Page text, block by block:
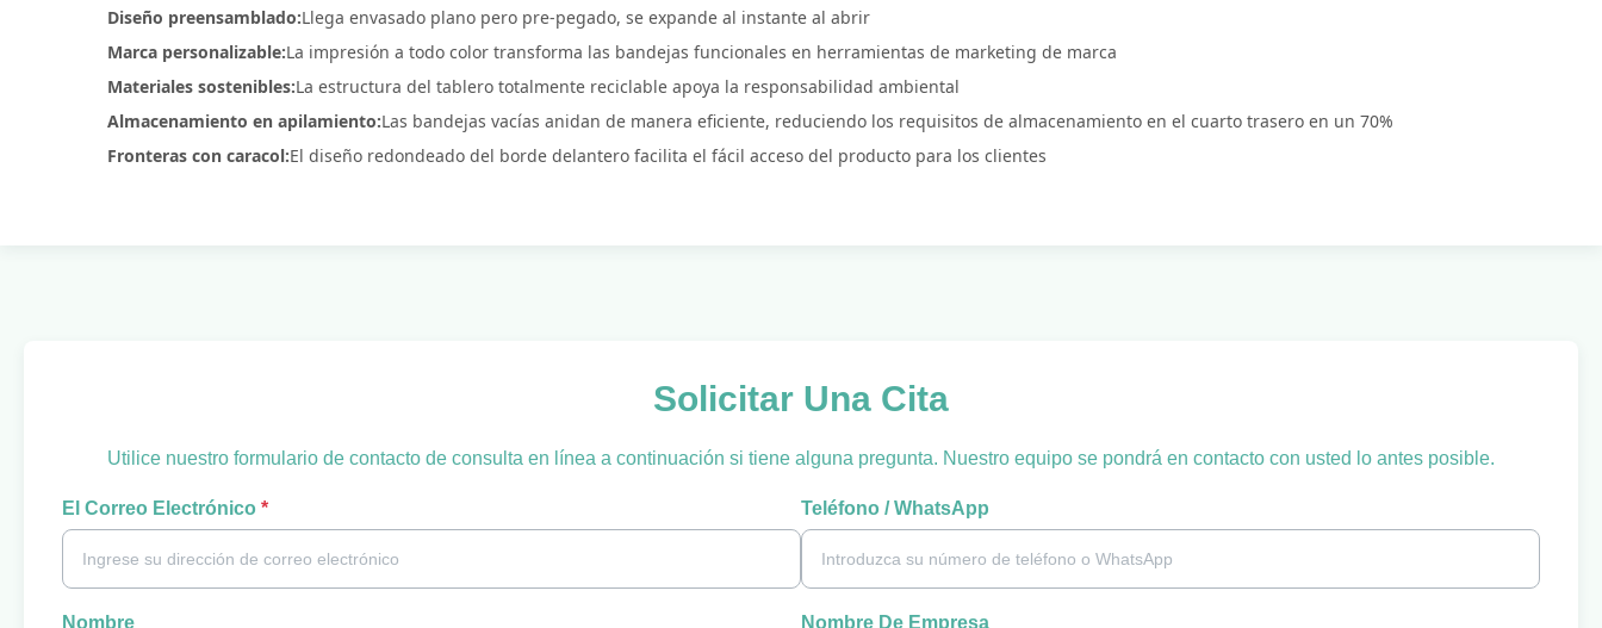
Diseño preensamblado:Llega envasado plano pero pre-pegado, se expande al instante al abrir
Marca personalizable:La impresión a todo color transforma las bandejas funcionales en herramientas de marketing de marca
Materiales sostenibles:La estructura del tablero totalmente reciclable apoya la responsabilidad ambiental
Almacenamiento en apilamiento:Las bandejas vacías anidan de manera eficiente, reduciendo los requisitos de almacenamiento en el cuarto trasero en un 70%
Fronteras con caracol:El diseño redondeado del borde delantero facilita el fácil acceso del producto para los clientes
Solicitar Una Cita
Utilice nuestro formulario de contacto de consulta en línea a continuación si tiene alguna pregunta. Nuestro equipo se pondrá en contacto con usted lo antes posible.
El Correo Electrónico * Teléfono / WhatsApp
Nombre Nombre De Empresa